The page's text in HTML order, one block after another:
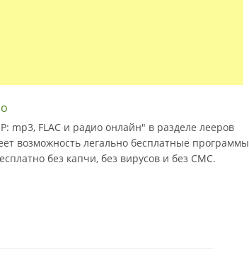
mp3, FLAC и радио онлайн" в разделе лееров
возможность легально бесплатные программы
без капчи, без вирусов и без СМС.